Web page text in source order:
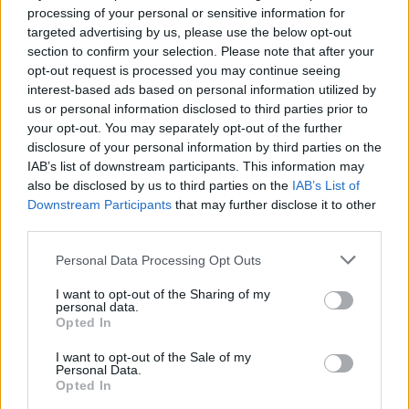
processing of your personal or sensitive information for
targeted advertising by us, please use the below opt-out
section to confirm your selection. Please note that after your
opt-out request is processed you may continue seeing
interest-based ads based on personal information utilized by
us or personal information disclosed to third parties prior to
your opt-out. You may separately opt-out of the further
disclosure of your personal information by third parties on the
IAB’s list of downstream participants. This information may
also be disclosed by us to third parties on the IAB’s List of
Downstream Participants that may further disclose it to other
Personal Data Processing Opt Outs
I want to opt-out of the Sharing of my
personal data.
Opted In
I want to opt-out of the Sale of my
Personal Data.
Opted In
Cómo ir desde Vandellòs I L'Hospitalet De
L'Infant a Gandesa